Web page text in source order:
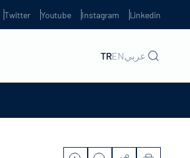
Twitter Youtube Instagram Linkedin
TRENعربي